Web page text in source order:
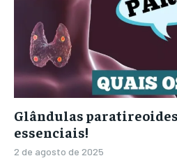
Glândulas
essenciais!
2 de agosto de 2025